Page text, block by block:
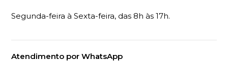
Segunda-feira à Sexta-feira, das 8h às 17h.
Atendimento por WhatsApp